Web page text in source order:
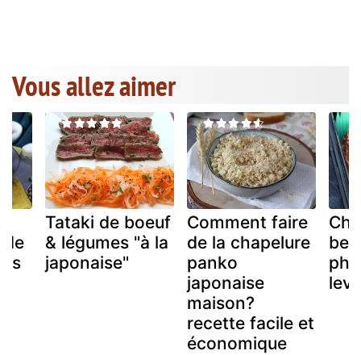
Vous allez aimer
Tataki de boeuf
& légumes "à la
japonaise"
Comment faire
de la chapelure
panko
japonaise
maison?
recette facile et
économique